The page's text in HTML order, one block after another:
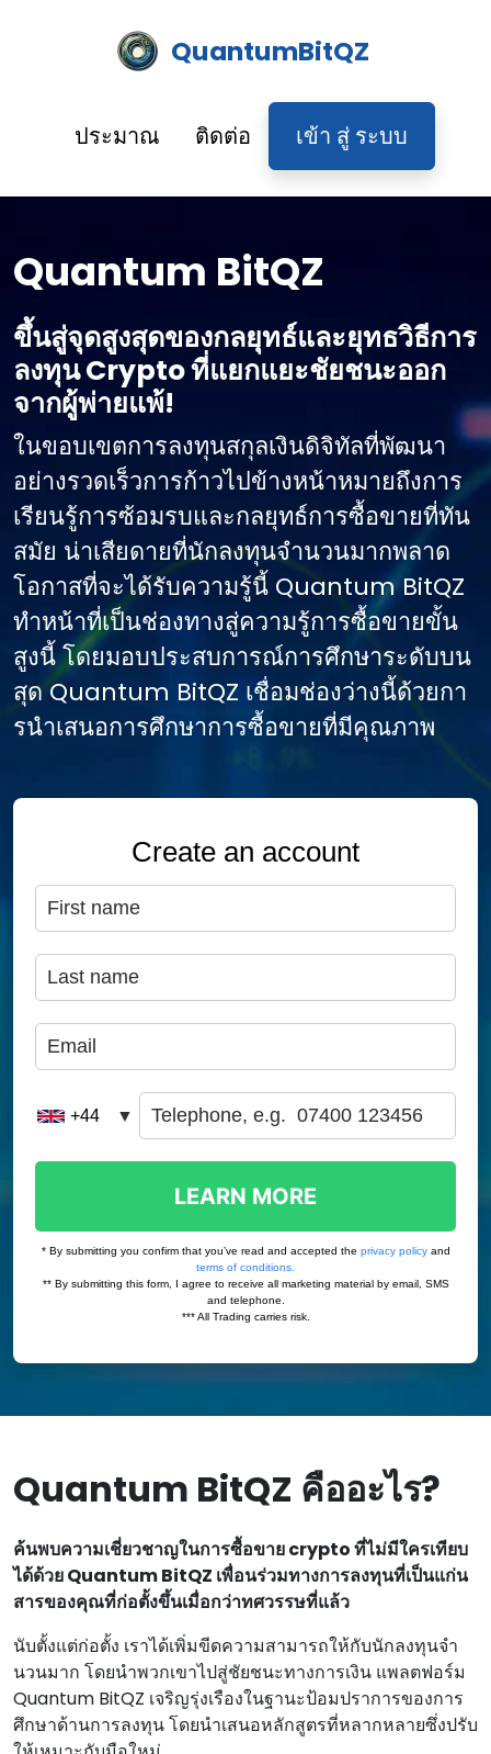
QuantumBitQZ
ประมาณ ติดต่อ เข้า สู่ ระบบ
Quantum BitQZ
ขึ้นสู่จุดสูงสุดของกลยุทธ์และยุทธวิธีการ
ลงทุน Crypto ที่แยกแยะชัยชนะออก
จากผู้พ่ายแพ้!
ในขอบเขตการลงทุนสกุลเงินดิจิทัลที่พัฒนา
อย่างรวดเร็วการก้าวไปข้างหน้าหมายถึงการ
เรียนรู้การซ้อมรบและกลยุทธ์การซื้อขายที่ทัน
สมัย น่าเสียดายที่นักลงทุนจํานวนมากพลาด
โอกาสที่จะได้รับความรู้นี้ Quantum BitQZ
ทําหน้าที่เป็นช่องทางสู่ความรู้การซื้อขายขั้น
สูงนี้ โดยมอบประสบการณ์การศึกษาระดับบน
สุด Quantum BitQZ เชื่อมช่องว่างนี้ด้วยกา
รนําเสนอการศึกษาการซื้อขายที่มีคุณภาพ
Quantum BitQZ คืออะไร?
ค้นพบความเชี่ยวชาญในการซื้อขาย crypto ที่ไม่มีใครเทียบ
ได้ด้วย Quantum BitQZ เพื่อนร่วมทางการลงทุนที่เป็นแก่น
สารของคุณที่ก่อตั้งขึ้นเมื่อกว่าทศวรรษที่แล้ว
นับตั้งแต่ก่อตั้ง เราได้เพิ่มขีดความสามารถให้กับนักลงทุนจํา
นวนมาก โดยนําพวกเขาไปสู่ชัยชนะทางการเงิน แพลตฟอร์ม
Quantum BitQZ เจริญรุ่งเรืองในฐานะป้อมปราการของการ
ศึกษาด้านการลงทุน โดยนําเสนอหลักสูตรที่หลากหลายซึ่งปรับ